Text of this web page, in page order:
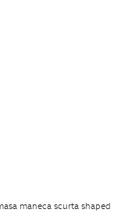
maneca scurta shaped